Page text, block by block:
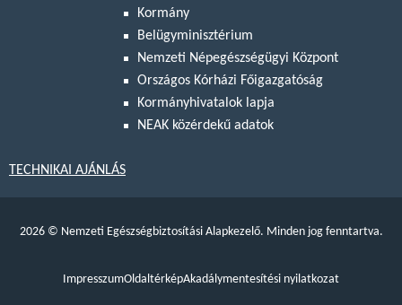
Kormány
Belügyminisztérium
Nemzeti Népegészségügyi Központ
Országos Kórházi Főigazgatóság
Kormányhivatalok lapja
NEAK közérdekű adatok
TECHNIKAI AJÁNLÁS
2026 © Nemzeti Egészségbiztosítási Alapkezelő. Minden jog fenntartva.
ImpresszumOldaltérképAkadálymentesítési nyilatkozat